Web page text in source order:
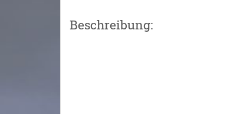
Beschreibung: